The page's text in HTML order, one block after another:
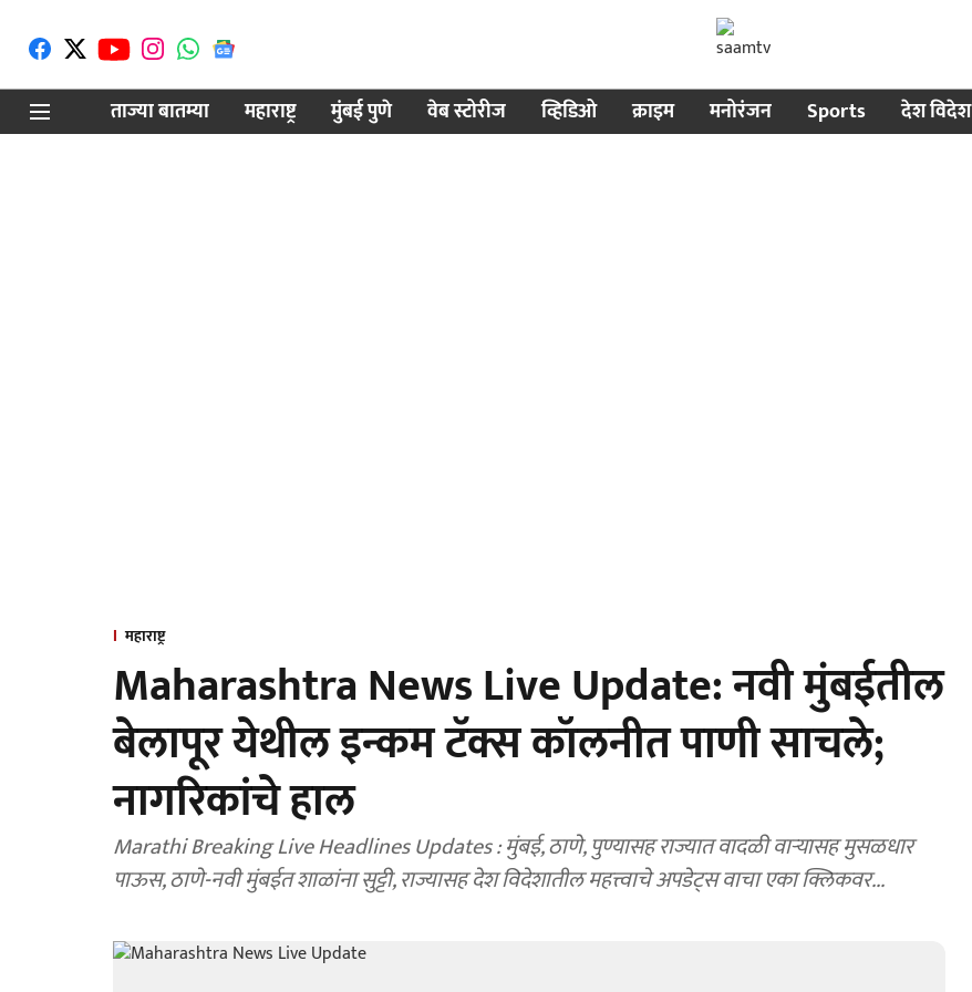
ताज्या बातम्या
महाराष्ट्र मुंबई पुणे वेब स्टोरीज व्हिडिओ क्राइम मनोरंजन Sports देश विदेश
महाराष्ट्र
Maharashtra News Live Update: नवी मुंबईतील
बेलापूर येथील इन्कम टॅक्स कॉलनीत पाणी साचले;
नागरिकांचे हाल
Marathi Breaking Live Headlines Updates : मुंबई, ठाणे, पुण्यासह राज्यात वादळी वाऱ्यासह मुसळधार
पाऊस, ठाणे-नवी मुंबईत शाळांना सुट्टी, राज्यासह देश विदेशातील महत्त्वाचे अपडेट्स वाचा एका क्लिकवर...